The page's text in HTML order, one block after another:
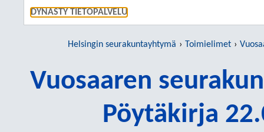
DYNASTY TIETOPALVELU
Helsingin seurakuntayhtymä Toimielimet
Vuosaaren
Pöytäkirja